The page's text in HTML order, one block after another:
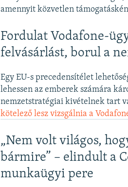
amennyit közvetlen
Fordulat Vodafone-
felvásárlást, borul a
Egy EU-s precedensítélet
lehessen az emberek számára
nemzetstratégiai kivételnek tart
kötelező lesz vizsgálnia a
„Nem volt világos,
bármire” – elindult a
munkaügyi pere